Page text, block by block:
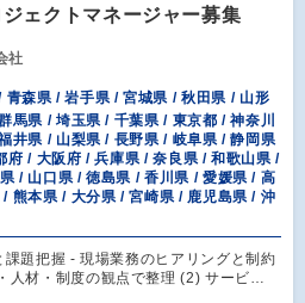
ェクトマネージャー募集
社
青森県 / 岩手県 / 宮城県 / 秋田県 / 山形
馬県 / 埼玉県 / 千葉県 / 東京都 / 神奈川
井県 / 山梨県 / 長野県 / 岐阜県 / 静岡県
府 / 大阪府 / 兵庫県 / 奈良県 / 和歌山県 /
/ 山口県 / 徳島県 / 香川県 / 愛媛県 / 高
熊本県 / 大分県 / 宮崎県 / 鹿児島県 / 沖
題把握 - 現場業務のヒアリングと制約
人材・制度の観点で整理 (2) サービ…